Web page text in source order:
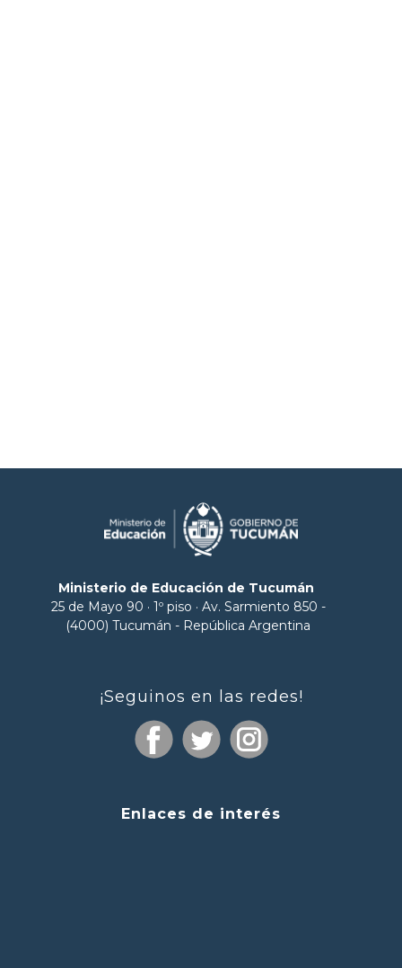
Ministerio de Educación de Tucumán
25 de Mayo 90 · 1º piso · Av. Sarmiento 850 -
(4000) Tucumán - República Argentina
¡Seguinos en las redes!
Enlaces de interés